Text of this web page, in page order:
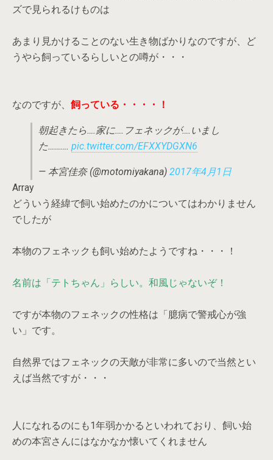
ズで見られるけものは
あまり見かけることのない生き物ばかりなのですが、ど
うやら飼っているらしいとの噂が・・・
なのですが、 飼っている・・・・！
朝起きたら….家に….フェネックが….いまし
た………. pic.twitter.com/EFXXYDGXN6
— 本宮佳奈 (@motomiyakana) 2017年4月1日
Array
どういう経緯で飼い始めたのかについてはわかりません
でしたが
本物のフェネックも飼い始めたようですね・・・！
名前は「テトちゃん」らしい。和風じゃないぞ！
ですが本物のフェネックの性格は「臆病で警戒心が強
い」です。
自然界ではフェネックの天敵が非常に多いので当然とい
えば当然ですが・・・
人になれるのにも1年弱かかるといわれており、飼い始
めの本宮さんにはなかなか懐いてくれません